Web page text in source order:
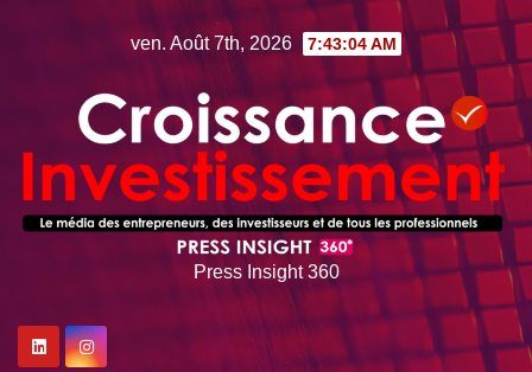
ven. Août 7th, 2026 7:43:04 AM
Press Insight 360